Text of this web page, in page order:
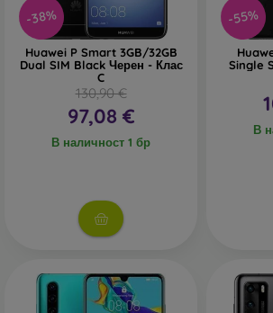
-38%
Huawei P Smart 3GB/32GB
Dual SIM Black Черен - Клас
C
130,90 €
97,08 €
В наличност 1 бр
-55%
Single
В